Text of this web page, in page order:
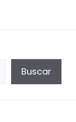
Buscar